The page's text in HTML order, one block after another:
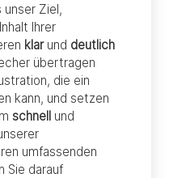
unser Ziel,
Ihrer
klarund deutlich
übertragen
die ein
kann, und setzen
schnell und
umfassenden
Sie darauf